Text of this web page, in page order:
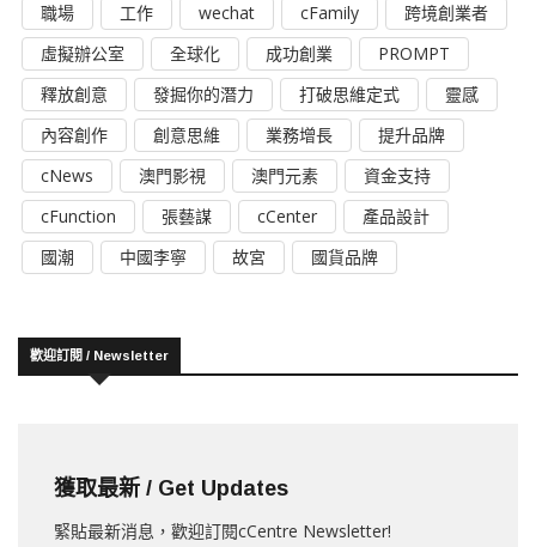
職場
工作 wechat cFamily
跨境創業者
虛擬辦公室
全球化 成功創業
PROMPT
釋放創意
發掘你的潛力 打破思維定式
靈感
內容創作
創意思維 業務增長
提升品牌
cNews
澳門影視 澳門元素
資金支持
cFunction
張藝謀 cCenter
產品設計
國潮
中國李寧 故宮 國貨品牌
歡迎訂閱 / Newsletter
獲取最新 / Get Updates
緊貼最新消息，歡迎訂閱cCentre Newsletter!